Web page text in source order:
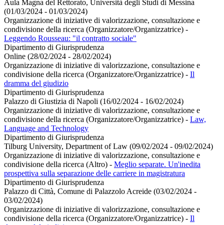
Aula Magna del Rettorato, Università degli Studi di Messina
(01/03/2024 - 01/03/2024)
Organizzazione di iniziative di valorizzazione, consultazione e
condivisione della ricerca (Organizzatore/Organizzatrice) -
Leggendo Rousseau: "il contratto sociale"
Dipartimento di Giurisprudenza
Online (28/02/2024 - 28/02/2024)
Organizzazione di iniziative di valorizzazione, consultazione e
condivisione della ricerca (Organizzatore/Organizzatrice) - Il
dramma del giudizio
Dipartimento di Giurisprudenza
Palazzo di Giustizia di Napoli (16/02/2024 - 16/02/2024)
Organizzazione di iniziative di valorizzazione, consultazione e
condivisione della ricerca (Organizzatore/Organizzatrice) - Law,
Language and Technology
Dipartimento di Giurisprudenza
Tilburg University, Department of Law (09/02/2024 - 09/02/2024)
Organizzazione di iniziative di valorizzazione, consultazione e
condivisione della ricerca (Altro) - Meglio separate. Un'inedita
prospettiva sulla separazione delle carriere in magistratura
Dipartimento di Giurisprudenza
Palazzo di Città, Comune di Palazzolo Acreide (03/02/2024 -
03/02/2024)
Organizzazione di iniziative di valorizzazione, consultazione e
condivisione della ricerca (Organizzatore/Organizzatrice) - Il